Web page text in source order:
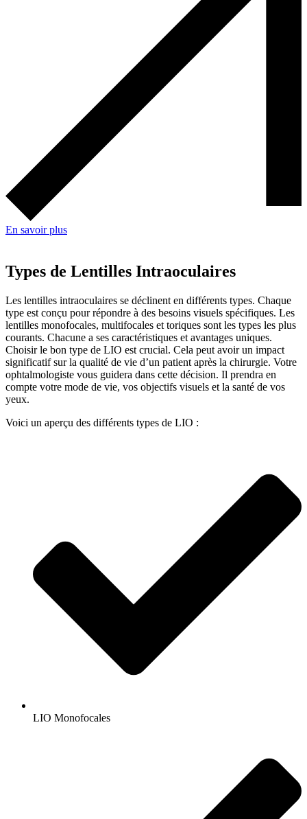
En savoir plus
Types de Lentilles Intraoculaires
Les lentilles intraoculaires se déclinent en différents types. Chaque
type est conçu pour répondre à des besoins visuels spécifiques. Les
lentilles monofocales, multifocales et toriques sont les types les plus
courants. Chacune a ses caractéristiques et avantages uniques.
Choisir le bon type de LIO est crucial. Cela peut avoir un impact
significatif sur la qualité de vie d’un patient après la chirurgie. Votre
ophtalmologiste vous guidera dans cette décision. Il prendra en
compte votre mode de vie, vos objectifs visuels et la santé de vos
yeux.
Voici un aperçu des différents types de LIO :
LIO Monofocales